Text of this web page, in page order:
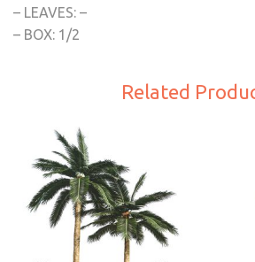
– LEAVES: –
– BOX: 1/2
Related